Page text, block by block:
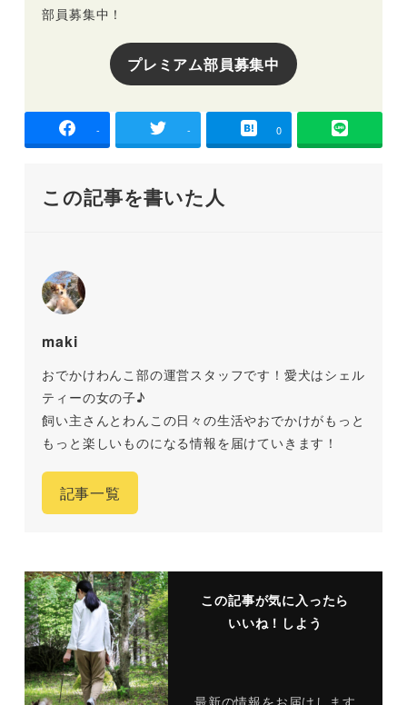
部員募集中！
プレミアム部員募集中
- - 0
この記事を書いた人
maki
おでかけわんこ部の運営スタッフです！愛犬はシェル
ティーの女の子♪
飼い主さんとわんこの日々の生活やおでかけがもっと
もっと楽しいものになる情報を届けていきます！
記事一覧
この記事が気に入ったら
いいね！しよう
最新の情報をお届けします